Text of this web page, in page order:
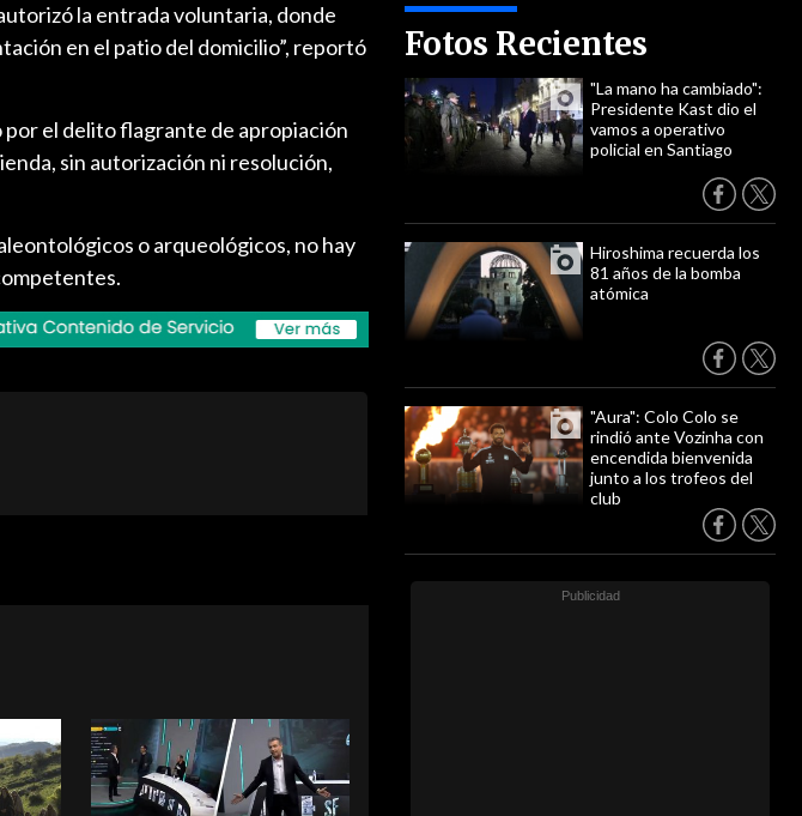
Fotos Recientes
"La mano ha cambiado":
Presidente Kast dio el
vamos a operativo
policial en Santiago
Hiroshima recuerda los
81 años de la bomba
atómica
"Aura": Colo Colo se
rindió ante Vozinha con
encendida bienvenida
junto a los trofeos del
club
la entrada voluntaria, donde
en el patio del domicilio”, reportó
por el delito flagrante de apropiación
sin autorización ni resolución,
o arqueológicos, no hay